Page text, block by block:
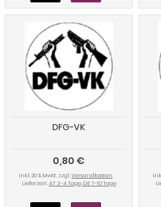
DFG-VK
0,80 €
inkl. 20 % MwSt. zzgl.Versandkosten
Lieferzeit: AT 3-4 Tage, DE 7-10 Tage